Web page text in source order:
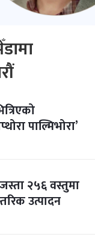
पाल्मिभोरा’
२५६ वस्तुमा
उत्पादन